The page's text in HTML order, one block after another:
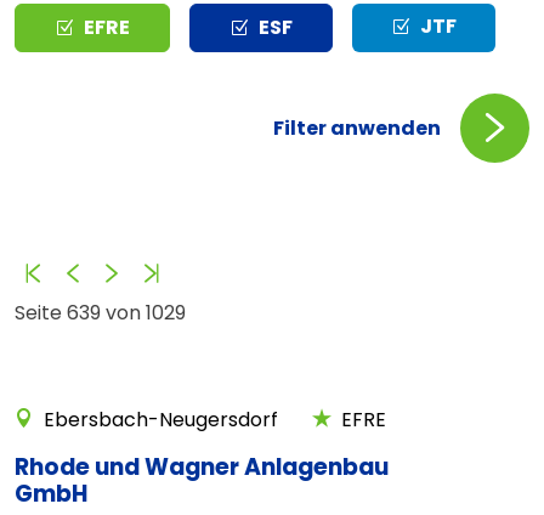
Typ EFRE ESF JTF
Filter anwenden
Seite 639 von 1029
AnfangZurückVorwärts
Ebersbach-Neugersdorf EFRE
Rhode und Wagner Anlagenbau
GmbH